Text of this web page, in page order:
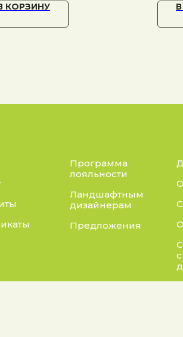
КОРЗИНУ
Программа
лояльности
Ландшафтным
дизайнерам
Предложения